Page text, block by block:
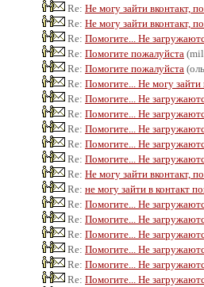
Re: Не могу зайти вконтакт,
Re: Не могу зайти вконтакт,
Re: Помогите... Не
Re: Помогите пожалуйста
Re: Помогите пожалуйста
Re: Помогите... Не могу зайти
Re: Помогите... Не
Re: Помогите... Не
Re: Помогите... Не
Re: Помогите... Не
Re: Помогите... Не
Re: Не могу зайти вконтакт,
Re: не могу зайти в контакт
Re: Помогите... Не
Re: Помогите... Не
Re: Помогите... Не
Re: Помогите... Не
Re: Помогите... Не
Re: Помогите... Не